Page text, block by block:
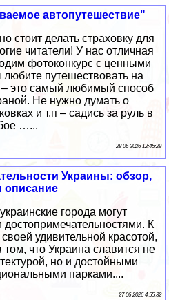
автопутешествие"
стоит делать страховку для
читатели! У нас отличная
фотоконкурс с ценными
путешествовать на
это самый любимый способ
Не нужно думать о
и т.п – садись за руль в
…...
28 06 2026 12:45:29
Украины: обзор,
описание
города могут
К
удивительной красотой,
что Украина славится не
но и достойными
парками....
27 06 2026 4:55:32